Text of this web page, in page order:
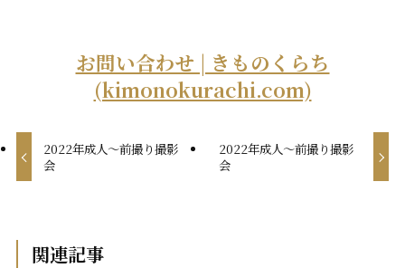
お問い合わせ | きものくらち
(kimonokurachi.com)
2022年成人～前撮り撮影
会
2022年成人～前撮り撮影
会
関連記事